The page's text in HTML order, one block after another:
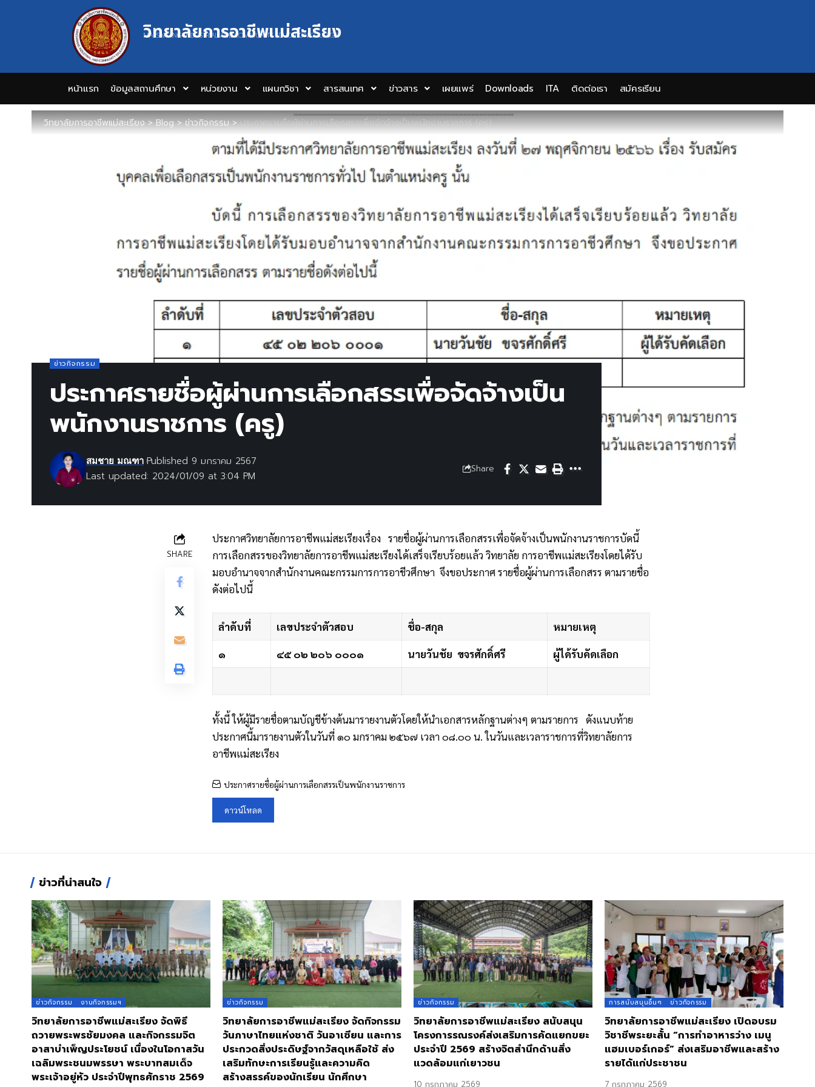
วิทยาลัยการอาชีพแม่สะเรียง
MAESARIANG INDUSTRIAL AND COMMUNITY EDUCATION COLLEGE
หน้าแรก ข้อมูลสถานศึกษา หน่วยงาน แผนกวิชา สารสนเทศ ข่าวสาร เผยแพร่ Downloads ITA ติดต่อเรา สมัครเรียน
วิทยาลัยการอาชีพแม่สะเรียง>Blog>ข่าวกิจกรรม>ประกาศรายชื่อผู้ผ่านการเลือกสรรเพื่อจัดจ้างเป็นพนักงานราชการ (ครู)
ข่าวกิจกรรม
ประกาศรายชื่อผู้ผ่านการเลือกสรรเพื่อจัดจ้างเป็น
พนักงานราชการ (ครู)
Last updated: 2024/01/09 at 3:04 PM
สมชาย มณฑา Published 9 มกราคม 2567
Share
SHARE
ประกาศวิทยาลัยการอาชีพแม่สะเรียงเรื่อง รายชื่อผู้ผ่านการเลือกสรรเพื่อจัดจ้างเป็นพนักงานราชการบัดนี้
การเลือกสรรของวิทยาลัยการอาชีพแม่สะเรียงได้เสร็จเรียบร้อยแล้ว วิทยาลัย การอาชีพแม่สะเรียงโดยได้รับ
มอบอำนาจจากสำนักงานคณะกรรมการการอาชีวศึกษา จึงขอประกาศ รายชื่อผู้ผ่านการเลือกสรร ตามรายชื่อ
ดังต่อไปนี้
ลำดับที่ เลขประจำตัวสอบ ชื่อ-สกุล หมายเหตุ
๑ ๔๕ ๐๒ ๒๐๖ ๐๐๐๑ นายวันชัย ขจรศักดิ์ศรี ผู้ได้รับคัดเลือก
ทั้งนี้ ให้ผู้มีรายชื่อตามบัญชีข้างต้นมารายงานตัวโดยให้นำเอกสารหลักฐานต่างๆ ตามรายการ ดังแนบท้าย
ประกาศนี้มารายงานตัวในวันที่ ๑๐ มกราคม ๒๕๖๗ เวลา ๐๘.๐๐ น. ในวันและเวลาราชการที่วิทยาลัยการ
อาชีพแม่สะเรียง
ประกาศรายชื่อผู้ผ่านการเลือกสรรเป็นพนักงานราชการ
ดาวน์โหลด
ข่าวที่น่าสนใจ
ข่าวกิจกรรม งานกิจกรรมฯ
วิทยาลัยการอาชีพแม่สะเรียง จัดพิธี
ถวายพระพรชัยมงคล และกิจกรรมจิต
อาสาบำเพ็ญประโยชน์ เนื่องในโอกาสวัน
เฉลิมพระชนมพรรษา พระบาทสมเด็จ
พระเจ้าอยู่หัว ประจำปีพุทธศักราช 2569
ข่าวกิจกรรม
วิทยาลัยการอาชีพแม่สะเรียง จัดกิจกรรม
วันภาษาไทยแห่งชาติ วันอาเซียน และการ
ประกวดสิ่งประดิษฐ์จากวัสดุเหลือใช้ ส่ง
เสริมทักษะการเรียนรู้และความคิด
สร้างสรรค์ของนักเรียน นักศึกษา
ข่าวกิจกรรม
วิทยาลัยการอาชีพแม่สะเรียง สนับสนุน
โครงการรณรงค์ส่งเสริมการคัดแยกขยะ
ประจำปี 2569 สร้างจิตสำนึกด้านสิ่ง
แวดล้อมแก่เยาวชน
10 กรกฎาคม 2569
การสนับสนุนอื่นๆ ข่าวกิจกรรม
วิทยาลัยการอาชีพแม่สะเรียง เปิดอบรม
วิชาชีพระยะสั้น “การทำอาหารว่าง เมนู
แฮมเบอร์เกอร์” ส่งเสริมอาชีพและสร้าง
รายได้แก่ประชาชน
7 กรกฎาคม 2569